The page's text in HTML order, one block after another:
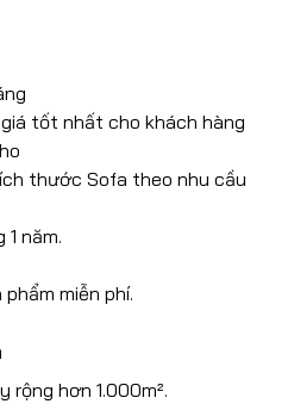
tốt nhất cho khách hàng
thước Sofa theo nhu cầu
năm.
miễn phí.
rộng hơn 1.000m².